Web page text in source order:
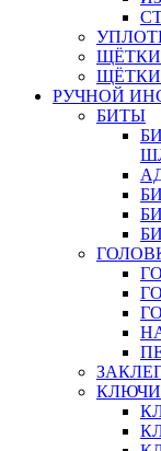
ЩЁТКИ
ЩЁТКИ
РУЧНОЙ
БИТЫ
КЛЮЧИ